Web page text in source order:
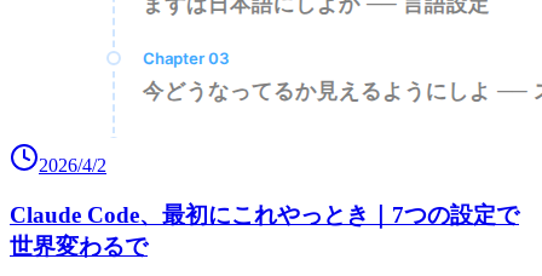
2026/4/2
Claude Code、最初にこれやっとき｜7つの設定で
世界変わるで